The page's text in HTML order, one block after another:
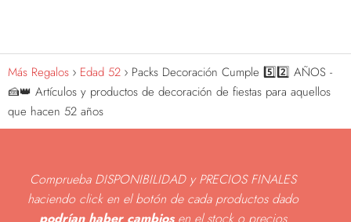
Más Regalos Edad 52
Packs Decoración Cumple 5️⃣2️⃣ AÑOS -
🍰👑 Artículos y productos de decoración de fiestas para aquellos
que hacen 52 años
Comprueba DISPONIBILIDAD y PRECIOS FINALES
haciendo click en el botón de cada productos dado
podrían haber cambiosen el stock o precios